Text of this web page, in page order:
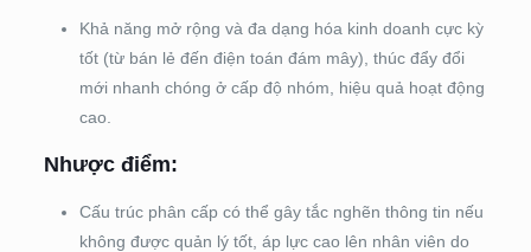
Khả năng mở rộng và đa dạng hóa kinh doanh cực kỳ
tốt (từ bán lẻ đến điện toán đám mây), thúc đẩy đổi
mới nhanh chóng ở cấp độ nhóm, hiệu quả hoạt động
cao.
Nhược điểm:
Cấu trúc phân cấp có thể gây tắc nghẽn thông tin nếu
không được quản lý tốt, áp lực cao lên nhân viên do